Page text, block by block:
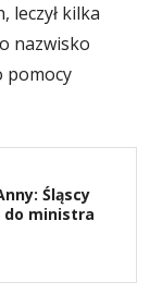
leczył kilka
nazwisko
pomocy
Śląscy
do ministra